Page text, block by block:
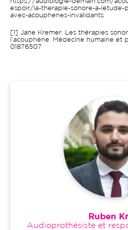
espoir/la-therapie-sonore-a-letude-
avec-acouphenes-invalidants
[1] Jane Kremer. Les thérapies
l’acouphène. Médecine humaine et
01876507
Ruben
Audioprothésiste et